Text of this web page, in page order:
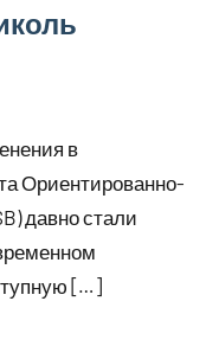
в
Ориентированно-
давно стали
[…]